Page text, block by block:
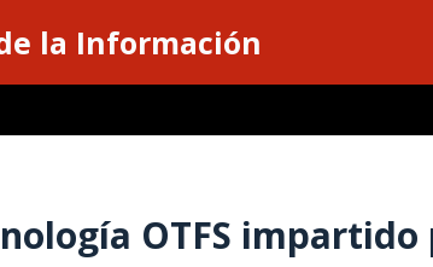
la Información
OTFS impartido